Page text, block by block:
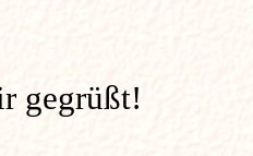
gegrüßt!